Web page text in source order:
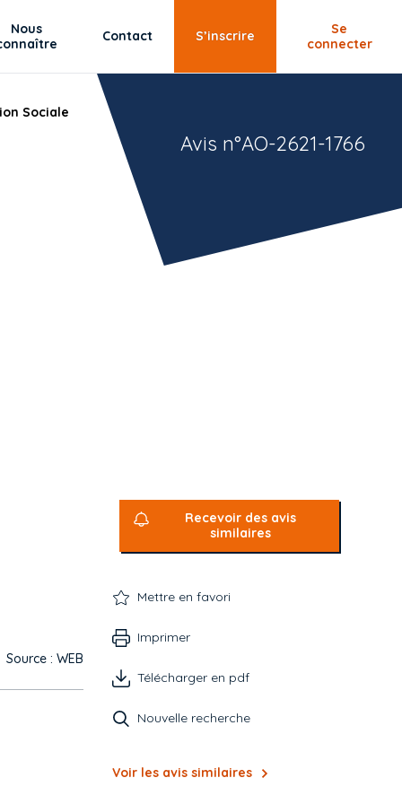
Nous
Contact S’inscrire
Se
connecter
Sociale
Avis n°AO-2621-1766
Source : WEB
Recevoir des avis
similaires
Mettre en favori
Imprimer
Télécharger en pdf
Nouvelle recherche
Voir les avis similaires